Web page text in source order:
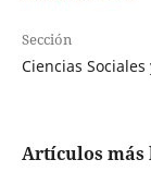
Sección
Ciencias
Artículos más